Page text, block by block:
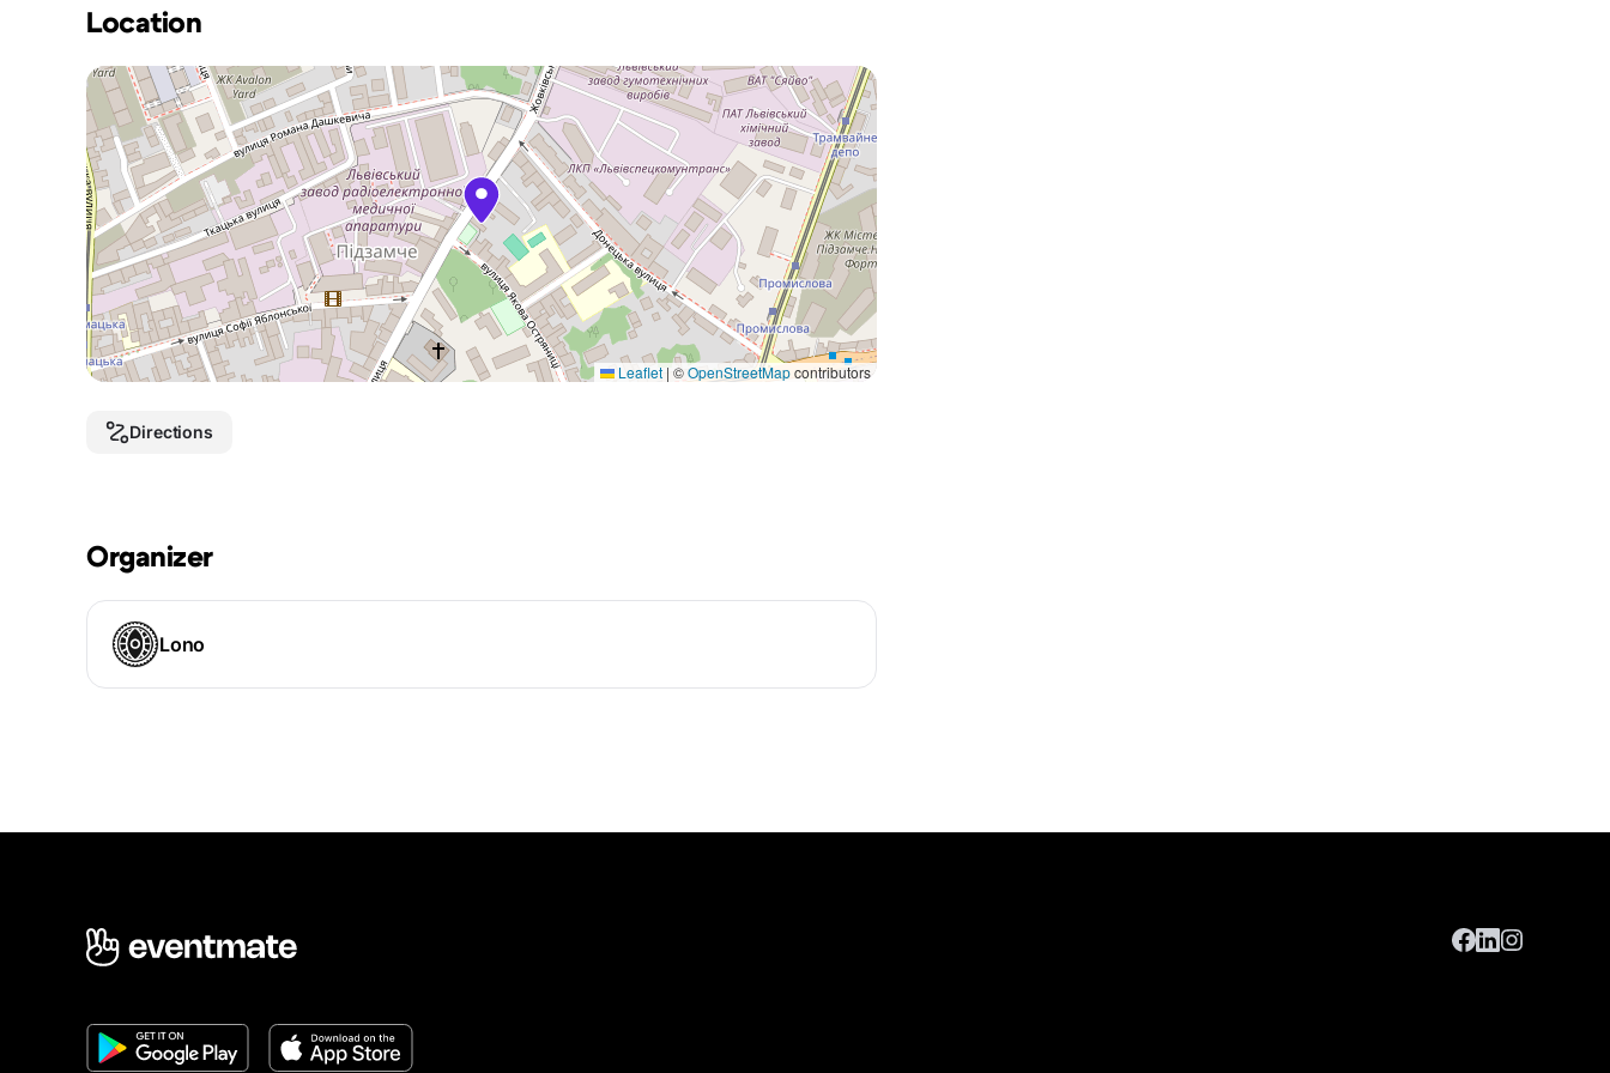
Location
Leaflet | ©OpenStreetMapcontributors
Directions
Organizer
Lono